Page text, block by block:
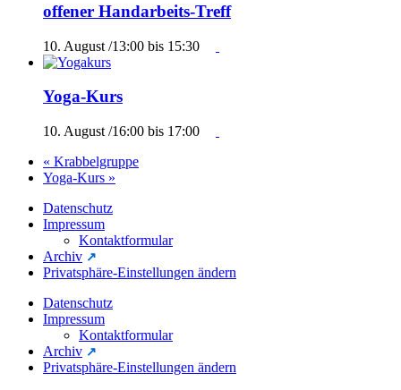
offener Handarbeits-Treff
10. August /13:00 bis 15:30
Yoga-Kurs
10. August /16:00 bis 17:00
« Krabbelgruppe
Yoga-Kurs »
Datenschutz
Impressum
Kontaktformular
Archiv
Privatsphäre-Einstellungen ändern
Datenschutz
Impressum
Kontaktformular
Archiv
Privatsphäre-Einstellungen ändern